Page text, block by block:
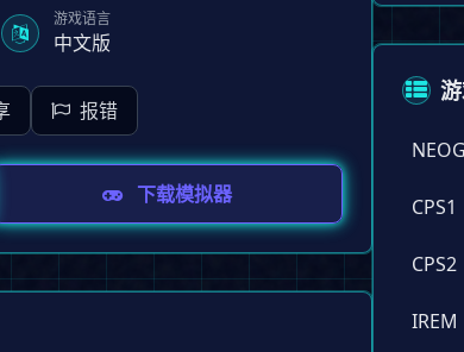
游戏语言
中文版
报错
下载模拟器 CPS1
CPS2
IREM